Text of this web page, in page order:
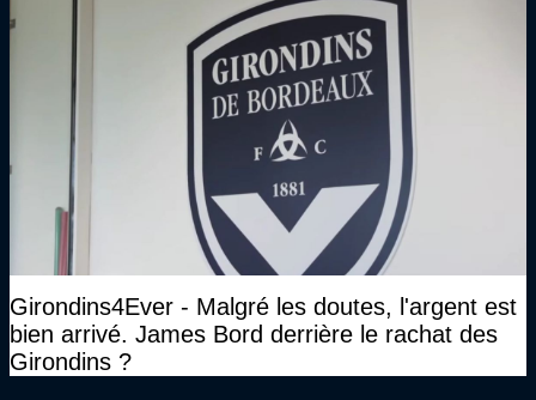
Girondins4Ever - Malgré les doutes, l'argent est
bien arrivé. James Bord derrière le rachat des
Girondins ?